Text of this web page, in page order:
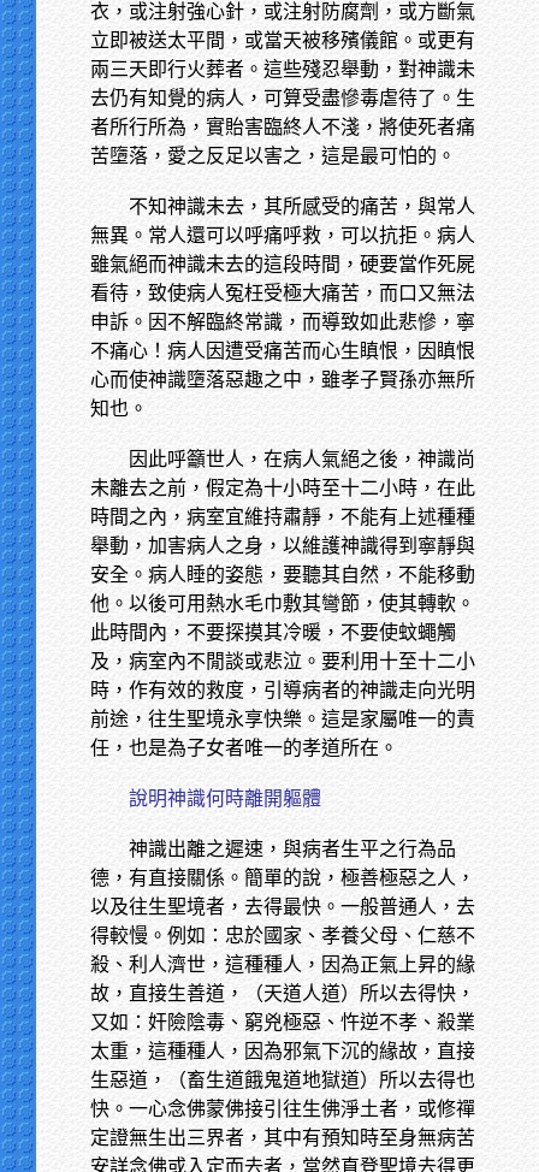
衣，或注射強心針，或注射防腐劑，或方斷氣
立即被送太平間，或當天被移殯儀館。或更有
兩三天即行火葬者。這些殘忍舉動，對神識未
去仍有知覺的病人，可算受盡慘毒虐待了。生
者所行所為，實貽害臨終人不淺，將使死者痛
苦墮落，愛之反足以害之，這是最可怕的。
不知神識未去，其所感受的痛苦，與常人
無異。常人還可以呼痛呼救，可以抗拒。病人
雖氣絕而神識未去的這段時間，硬要當作死屍
看待，致使病人冤枉受極大痛苦，而口又無法
申訴。因不解臨終常識，而導致如此悲慘，寧
不痛心！病人因遭受痛苦而心生瞋恨，因瞋恨
心而使神識墮落惡趣之中，雖孝子賢孫亦無所
知也。
因此呼籲世人，在病人氣絕之後，神識尚
未離去之前，假定為十小時至十二小時，在此
時間之內，病室宜維持肅靜，不能有上述種種
舉動，加害病人之身，以維護神識得到寧靜與
安全。病人睡的姿態，要聽其自然，不能移動
他。以後可用熱水毛巾敷其彎節，使其轉軟。
此時間內，不要探摸其冷暖，不要使蚊蠅觸
及，病室內不閒談或悲泣。要利用十至十二小
時，作有效的救度，引導病者的神識走向光明
前途，往生聖境永享快樂。這是家屬唯一的責
任，也是為子女者唯一的孝道所在。
說明神識何時離開軀體
神識出離之遲速，與病者生平之行為品
德，有直接關係。簡單的說，極善極惡之人，
以及往生聖境者，去得最快。一般普通人，去
得較慢。例如：忠於國家、孝養父母、仁慈不
殺、利人濟世，這種種人，因為正氣上昇的緣
故，直接生善道，（天道人道）所以去得快，
又如：奸險陰毒、窮兇極惡、忤逆不孝、殺業
太重，這種種人，因為邪氣下沉的緣故，直接
生惡道，（畜生道餓鬼道地獄道）所以去得也
快。一心念佛蒙佛接引往生佛淨土者，或修禪
定證無生出三界者，其中有預知時至身無病苦
安詳念佛或入定而去者，當然直登聖境去得更